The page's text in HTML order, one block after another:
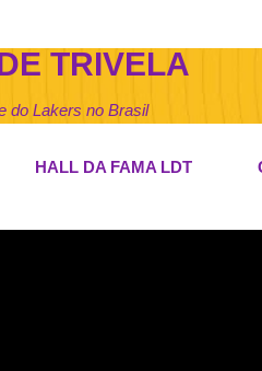
TRIVELA
do Lakers no Brasil
HALL DA FAMA LDT